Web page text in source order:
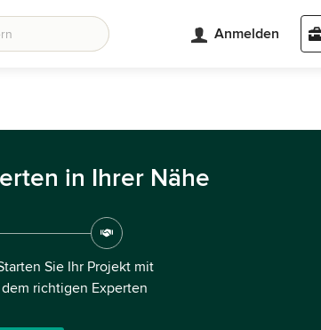
Anmelden
in Ihrer Nähe
Sie Ihr Projekt mit
dem richtigen Experten